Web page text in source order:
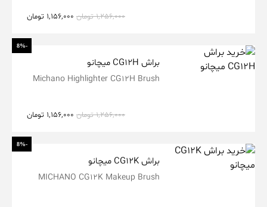
1,256,000 تومان 1,156,000 تومان
-8%
براش CG12H میچانو
Michano Highlighter CG12H Brush
1,256,000 تومان 1,156,000 تومان
-8%
براش CG12K میچانو
MICHANO CG12K Makeup Brush